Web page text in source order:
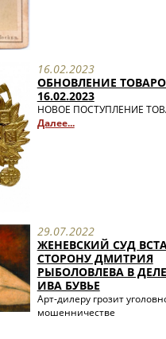
16.02.2023
ОБНОВЛЕНИЕ
16.02.2023
НОВОЕ ПОСТУПЛЕНИЕ
Далее...
29.07.2022
ЖЕНЕВСКИЙ СУД
СТОРОНУ ДМИТРИЯ
РЫБОЛОВЛЕВА В
ИВА БУВЬЕ
Арт-дилеру грозит
мошенничестве